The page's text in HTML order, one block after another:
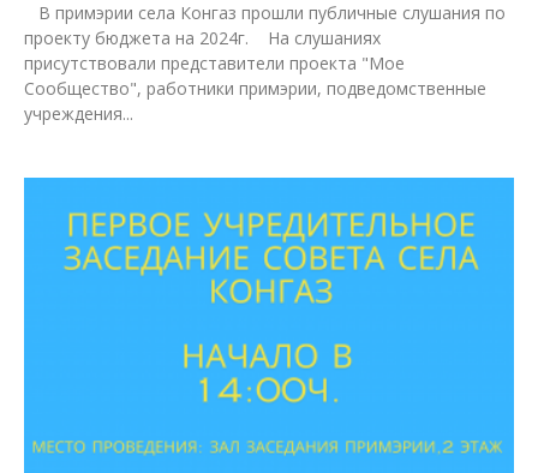
В примэрии села Конгаз прошли публичные слушания по
проекту бюджета на 2024г. На слушаниях
присутствовали представители проекта "Мое
Сообщество", работники примэрии, подведомственные
учреждения...